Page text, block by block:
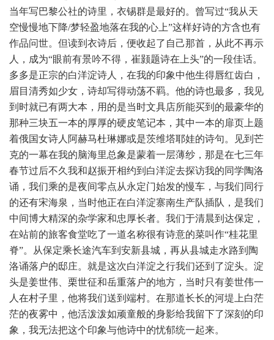
当年写巴黎公社的诗里，衣锡群是最好的。曾写过“我从天
空慢慢地下降/梦轻盈地落在我的心上”这样好诗的方含也有
作品问世。但读到衣诗后，便收起了自己那首，从此不再示
人，成为“眼前有景吟不得，崔颢题诗在上头”的一段佳话。
多多是正宗的白洋淀诗人，在我的印象中他生得唇红齿白，
眉目清秀如少女，诗却写得动荡不羁。他的诗也最多，我见
到时就已有两大本，用的是当时文具店所能买到的最豪华的
那种三块五一本的厚厚的硬皮笔记本，其中一本的扉页上题
着俄国女诗人阿赫马杜琳娜或是茨维塔耶娃的诗句。见到芒
克的一幕在我的脑海里总象是蒙着一层薄纱，那是在七三年
春节过后不久我和赵振开相约到白洋淀去探访我的同学陶洛
诵，我们乘的是夜间零点从永定门始发的慢车，与我们同行
的还有宋海泉，当时他正在白洋淀寨南生产队插队，是我们
中间博大精深的杂学家和忠厚长者。我们于清晨到达保定，
在站前的旅客食堂吃了一道名称很有诗意的菜叫作“桂花里
脊”。从保定乘长途汽车到安新县城，再从县城走水路到陶
洛诵落户的邸庄。就是这次白洋淀之行我们还到了淀头。淀
头是姜世伟、栗世征和岳重落户的地方，当时只有姜世伟一
人在村子里，他将我们送到端村。在那道长长的河堤上白茫
茫的夜雾中，他活泼泼如顽童般的身影给我留下了深刻的印
象，我无法把这个印象与他诗中的忧郁统一起来。